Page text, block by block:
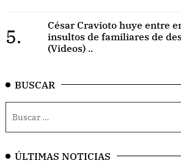
5.
César Cravioto huye entre
insultos de familiares de
(Videos) ..
BUSCAR
ÚLTIMAS NOTICIAS